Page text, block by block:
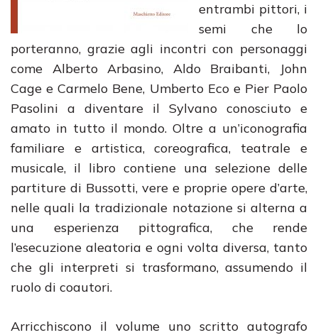
entrambi pittori, i
semi che lo
porteranno, grazie agli incontri con personaggi
come Alberto Arbasino, Aldo Braibanti, John
Cage e Carmelo Bene, Umberto Eco e Pier Paolo
Pasolini a diventare il Sylvano conosciuto e
amato in tutto il mondo. Oltre a un’iconografia
familiare e artistica, coreografica, teatrale e
musicale, il libro contiene una selezione delle
partiture di Bussotti, vere e proprie opere d’arte,
nelle quali la tradizionale notazione si alterna a
una esperienza pittografica, che rende
l’esecuzione aleatoria e ogni volta diversa, tanto
che gli interpreti si trasformano, assumendo il
ruolo di coautori.
Arricchiscono il volume uno scritto autografo